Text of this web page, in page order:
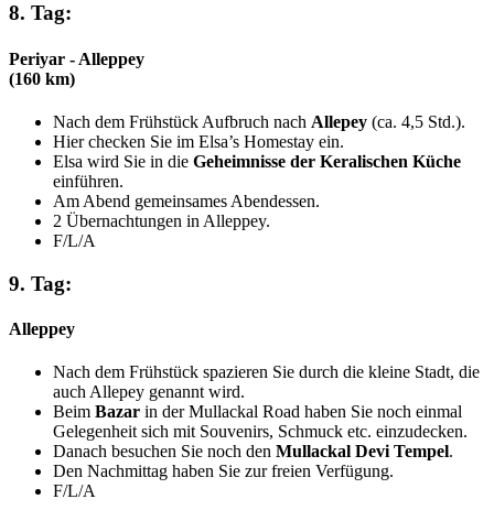
8. Tag:
Periyar - Alleppey
(160 km)
Nach dem Frühstück Aufbruch nach Allepey (ca. 4,5 Std.).
Hier checken Sie im Elsa’s Homestay ein.
Elsa wird Sie in die Geheimnisse der Keralischen Küche
einführen.
Am Abend gemeinsames Abendessen.
2 Übernachtungen in Alleppey.
F/L/A
9. Tag:
Alleppey
Nach dem Frühstück spazieren Sie durch die kleine Stadt, die
auch Allepey genannt wird.
Beim Bazar in der Mullackal Road haben Sie noch einmal
Gelegenheit sich mit Souvenirs, Schmuck etc. einzudecken.
Danach besuchen Sie noch den Mullackal Devi Tempel.
Den Nachmittag haben Sie zur freien Verfügung.
F/L/A